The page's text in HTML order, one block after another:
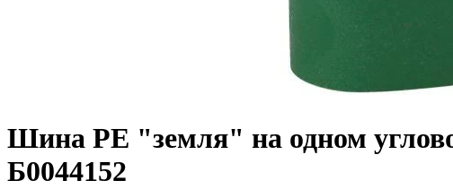
Шина PE "земля" на одном
Б0044152